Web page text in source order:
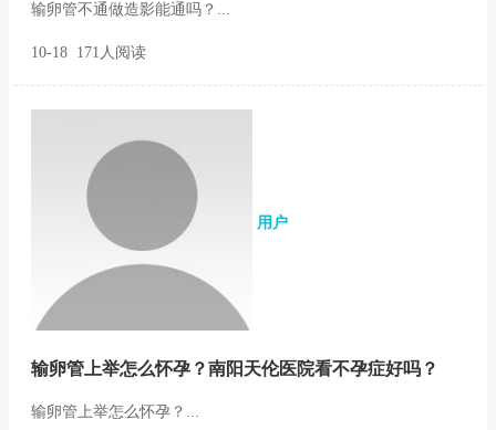
输卵管不通做造影能通吗？...
10-18 171人阅读
用户
输卵管上举怎么怀孕？南阳天伦医院看不孕症好吗？
输卵管上举怎么怀孕？...